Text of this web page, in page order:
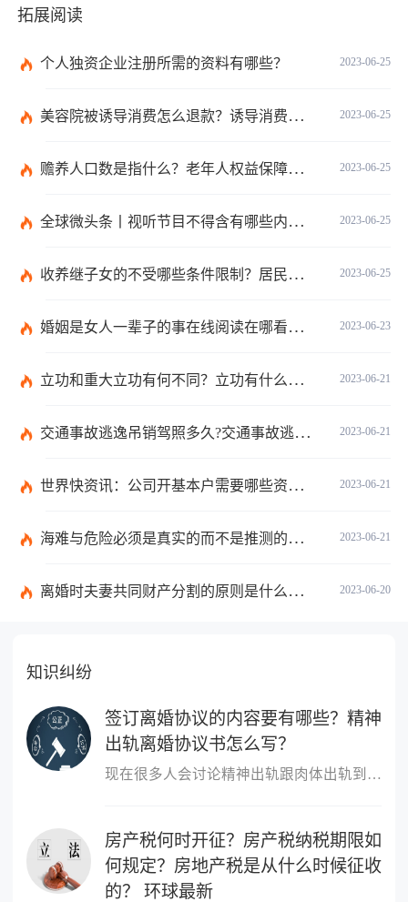
拓展阅读
2023-06-25
个人独资企业注册所需的资料有哪些？
2023-06-25
美容院被诱导消费怎么退款？诱导消费多少钱可以立案？ 当前短讯
2023-06-25
赡养人口数是指什么？老年人权益保障法第十四条的内容是什么？
2023-06-25
全球微头条丨视听节目不得含有哪些内容？网络视听监管新规的内容是什么？
2023-06-25
收养继子女的不受哪些条件限制？居民收养登记不受限制的情形有哪些？_热议
2023-06-23
婚姻是女人一辈子的事在线阅读在哪看？婚姻是女人一辈子的事讲的什么？|环球今日报
2023-06-21
立功和重大立功有何不同？立功有什么好处？
2023-06-21
交通事故逃逸吊销驾照多久?交通事故逃逸的认定标准是什么?-世界独家
2023-06-21
世界快资讯：公司开基本户需要哪些资料？开基本户的程序是什么？
2023-06-21
海难与危险必须是真实的而不是推测的吗？
2023-06-20
离婚时夫妻共同财产分割的原则是什么？离婚的共同财产怎么分割？
知识纠纷
签订离婚协议的内容要有哪些？精神
出轨离婚协议书怎么写？
现在很多人会讨论精神出轨跟肉体出轨到底哪个更严重？这个不同的人
房产税何时开征？房产税纳税期限如
何规定？房地产税是从什么时候征收
的？ 环球最新